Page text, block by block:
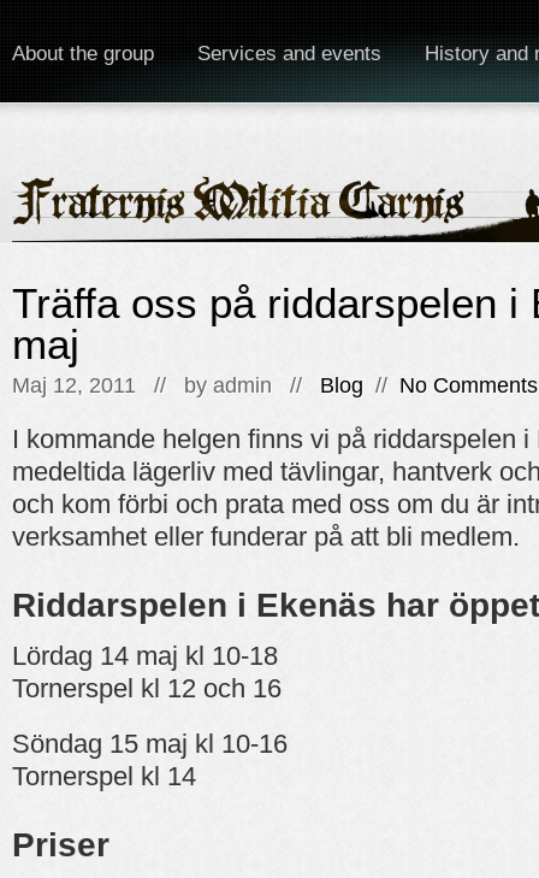
About the group Services and events History and
Träffa oss på riddarspelen i
maj
Maj 12, 2011 // by admin // Blog // No Comments
I kommande helgen finns vi på riddarspelen
medeltida lägerliv med tävlingar, hantverk
och kom förbi och prata med oss om du är
verksamhet eller funderar på att bli medlem.
Riddarspelen i Ekenäs har
Lördag 14 maj kl 10-18
Tornerspel kl 12 och 16
Söndag 15 maj kl 10-16
Tornerspel kl 14
Priser